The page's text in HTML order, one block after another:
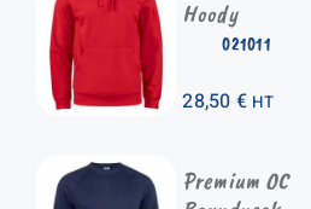
021011
Hoody
28,50 € HT
Premium OC